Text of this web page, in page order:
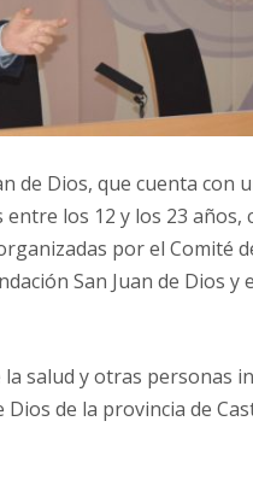
de Dios, que cuenta con
los 12 y los 23 años,
por el Comité
San Juan de Dios y
salud y otras personas
de la provincia de